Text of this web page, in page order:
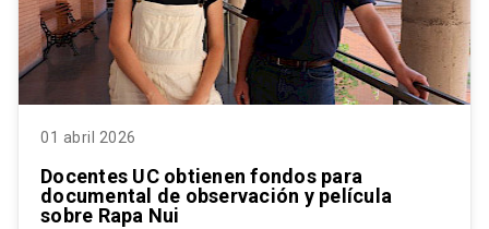
01 abril 2026
Docentes UC obtienen fondos para
documental de observación y película
sobre Rapa Nui